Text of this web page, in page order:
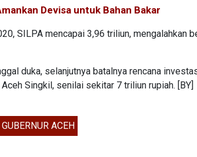
Devisa untuk Bahan Bakar
SILPA mencapai 3,96 triliun, mengalahkan
duka, selanjutnya batalnya rencana
Singkil, senilai sekitar 7 triliun rupiah. [BY]
ACEH